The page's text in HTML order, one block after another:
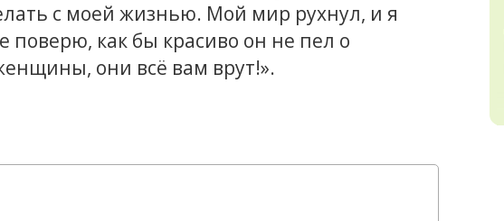
с моей жизнью. Мой мир рухнул, и я
как бы красиво он не пел о
они всё вам врут!».